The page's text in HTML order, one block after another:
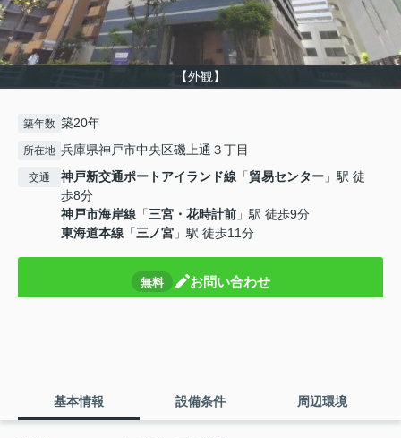
【外観】
築年数 築20年
所在地 兵庫県神戸市中央区磯上通３丁目
交通 神戸新交通ポートアイランド線 「貿易センター 」駅 徒
歩8分
神戸市海岸線 「三宮・花時計前 」駅 徒歩9分
東海道本線 「三ノ宮 」駅 徒歩11分
無料 お問い合わせ
基本情報 設備条件 周辺環境